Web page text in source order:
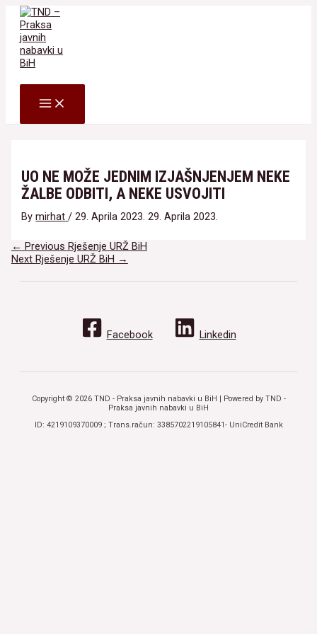
Skip
content
MAIN
MENU
UO NE MOŽE JEDNIM IZJAŠNJENJEM NEKE
ŽALBE ODBITI, A NEKE USVOJITI
Bymirhat /29. Aprila 2023. 29. Aprila 2023.
Navigacija
članaka
← Previous Rješenje URŽ BiH
Next Rješenje URŽ BiH →
Facebook Linkedin
Copyright © 2026 TND - Praksa javnih nabavki u BiH | Powered by TND -
Praksa javnih nabavki u BiH
ID: 4219109370009 ; Trans.račun: 3385702219105841- UniCredit Bank